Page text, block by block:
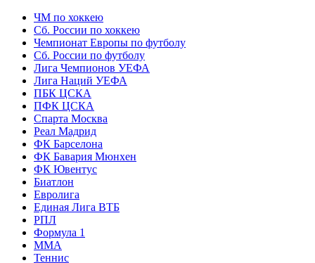
ЧМ по хоккею
Сб. России по хоккею
Чемпионат Европы по футболу
Сб. России по футболу
Лига Чемпионов УЕФА
Лига Наций УЕФА
ПБК ЦСКА
ПФК ЦСКА
Спарта Москва
Реал Мадрид
ФК Барселона
ФК Бавария Мюнхен
ФК Ювентус
Биатлон
Евролига
Единая Лига ВТБ
РПЛ
Формула 1
MMA
Теннис